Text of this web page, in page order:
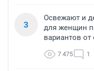
3
Освежают и
для женщин
вариантов от
7 475 1